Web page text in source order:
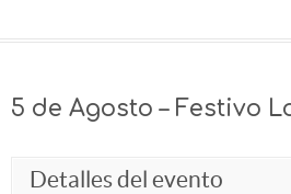
5 de Agosto – Festivo
Detalles del evento